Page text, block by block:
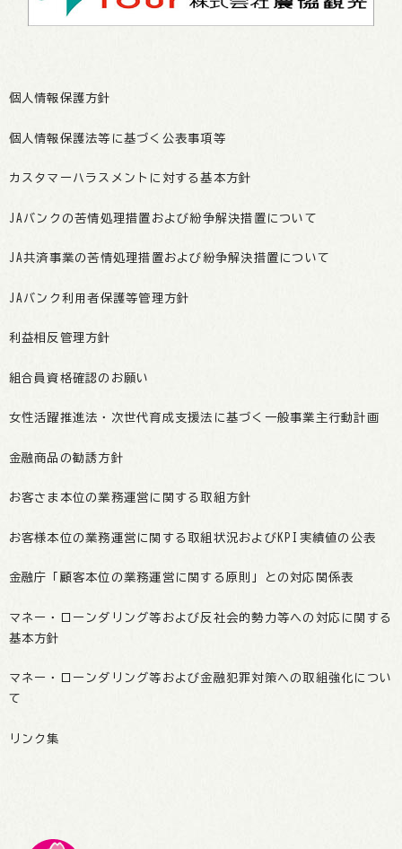
個人情報保護方針
個人情報保護法等に基づく公表事項等
カスタマーハラスメントに対する基本方針
JAバンクの苦情処理措置および紛争解決措置について
JA共済事業の苦情処理措置および紛争解決措置について
JAバンク利用者保護等管理方針
利益相反管理方針
組合員資格確認のお願い
女性活躍推進法・次世代育成支援法に基づく一般事業主行動計画
金融商品の勧誘方針
お客さま本位の業務運営に関する取組方針
お客様本位の業務運営に関する取組状況およびKPI実績値の公表
金融庁「顧客本位の業務運営に関する原則」との対応関係表
マネー・ローンダリング等および反社会的勢力等への対応に関する
基本方針
マネー・ローンダリング等および金融犯罪対策への取組強化につい
て
リンク集